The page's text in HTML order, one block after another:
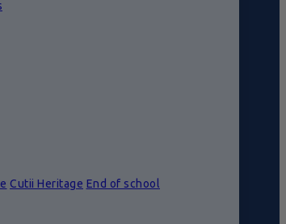
Cutii Heritage End of school